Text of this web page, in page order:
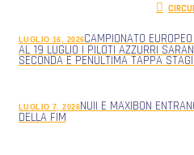
LUGLIO 16, 2026CAMPIONATO
AL 19 LUGLIO I PILOTI AZZURRI
SECONDA E PENULTIMA TAPPA
LUGLIO 7, 2026NUII E MAXIBON
DELLA FIM